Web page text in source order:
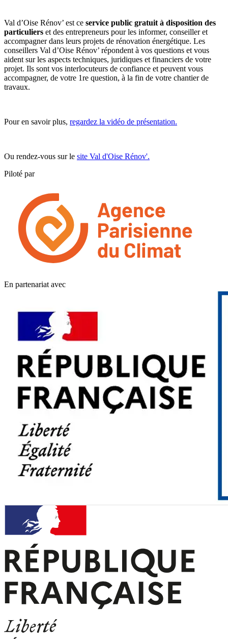
Val d’Oise Rénov’ est ce service public gratuit à disposition des
particuliers et des entrepreneurs pour les informer, conseiller et
accompagner dans leurs projets de rénovation énergétique. Les
conseillers Val d’Oise Rénov’ répondent à vos questions et vous
aident sur les aspects techniques, juridiques et financiers de votre
projet. Ils sont vos interlocuteurs de confiance et peuvent vous
accompagner, de votre 1re question, à la fin de votre chantier de
travaux.
Pour en savoir plus, regardez la vidéo de présentation.
Ou rendez-vous sur le site Val d'Oise Rénov'.
Piloté par
En partenariat avec